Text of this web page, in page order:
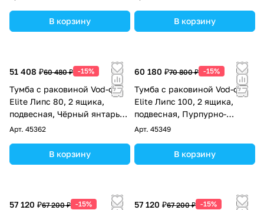
В корзину В корзину
51 408 ₽60 480 ₽ -15%
Тумба с раковиной Vod-ok
Elite Липс 80, 2 ящика,
подвесная, Чёрный янтарь
RAL 9005
Арт. 45362
В корзину
60 180 ₽70 800 ₽ -15%
Тумба с раковиной Vod-ok
Elite Липс 100, 2 ящика,
подвесная, Пурпурно-
красный RAL 3004
Арт. 45349
В корзину
57 120 ₽67 200 ₽ -15% 57 120 ₽67 200 ₽ -15%